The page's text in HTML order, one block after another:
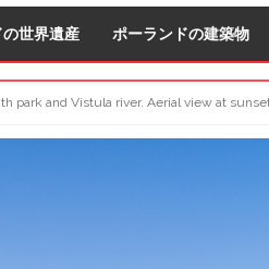
世界遺産 ポーランドの建築物
park and Vistula river. Aerial view at